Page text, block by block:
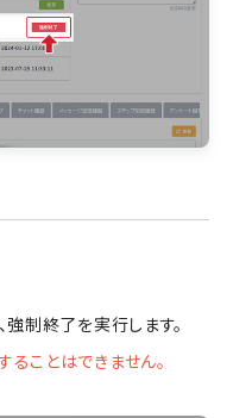
強制終了を実行します。
ことはできません。